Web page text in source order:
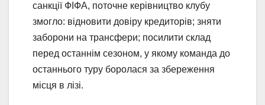
санкції ФІФА, поточне керівництво клубу
змогло: відновити довіру кредиторів; зняти
заборони на трансфери; посилити склад
перед останнім сезоном, у якому команда до
останнього туру боролася за збереження
місця в лізі.